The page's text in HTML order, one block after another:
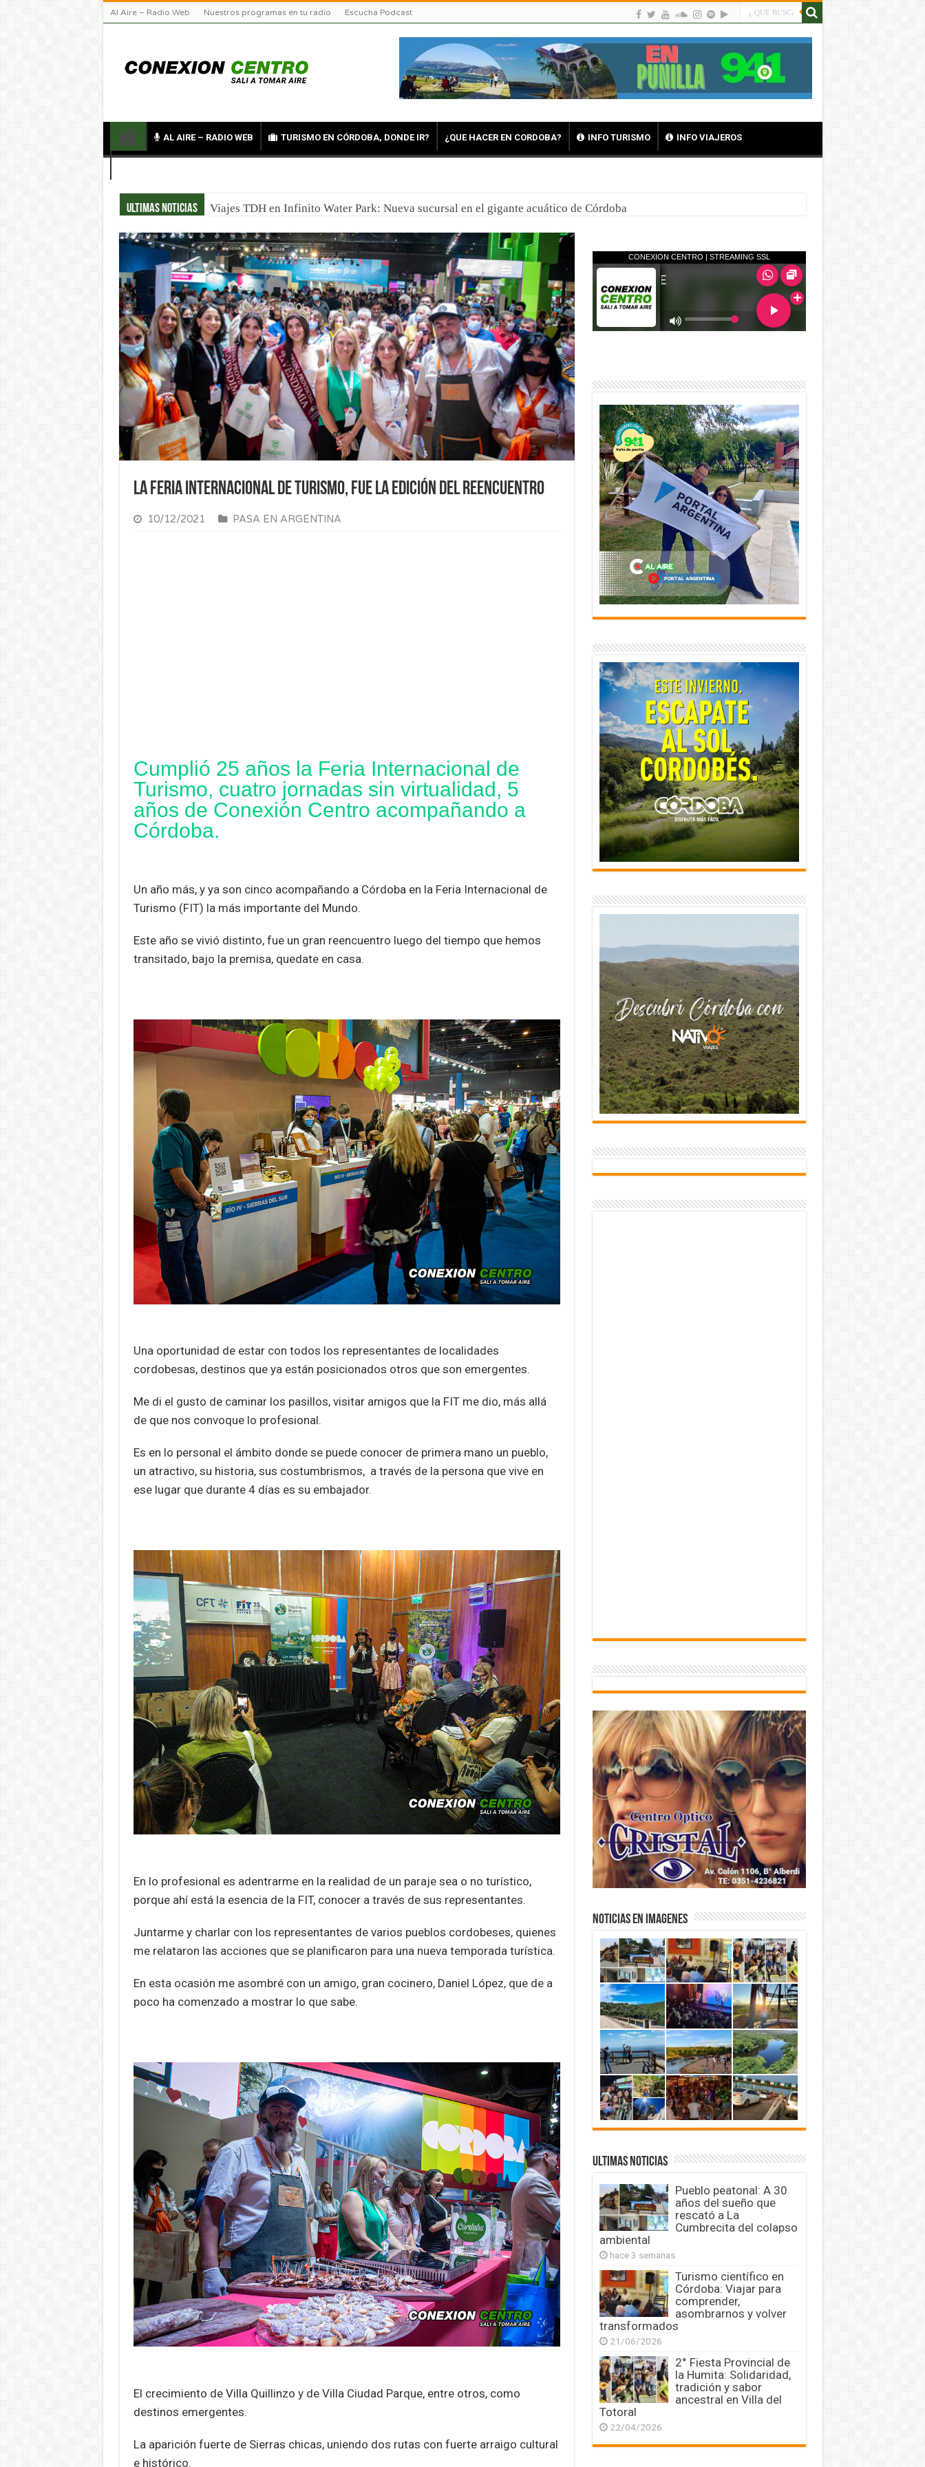
Al Aire – Radio Web Nuestros programas en tu radio Escucha Podcast
AL AIRE – RADIO WEB TURISMO EN CÓRDOBA, DONDE IR? ¿QUE HACER EN CORDOBA? INFO TURISMO INFO VIAJEROS
Ultimas noticias Turismo científico en Córdoba: Viajar para comprender, asombrarnos y volver transformados
La Feria Internacional de Turismo, fue la edición del reencuentro
10/12/2021 PASA EN ARGENTINA
Cumplió 25 años la Feria Internacional de
Turismo, cuatro jornadas sin virtualidad, 5
años de Conexión Centro acompañando a
Córdoba.
Un año más, y ya son cinco acompañando a Córdoba en la Feria Internacional de
Turismo (FIT) la más importante del Mundo.
Este año se vivió distinto, fue un gran reencuentro luego del tiempo que hemos
transitado, bajo la premisa, quedate en casa.
Una oportunidad de estar con todos los representantes de localidades
cordobesas, destinos que ya están posicionados otros que son emergentes.
Me di el gusto de caminar los pasillos, visitar amigos que la FIT me dio, más allá
de que nos convoque lo profesional.
Es en lo personal el ámbito donde se puede conocer de primera mano un pueblo,
un atractivo, su historia, sus costumbrismos, a través de la persona que vive en
ese lugar que durante 4 días es su embajador.
En lo profesional es adentrarme en la realidad de un paraje sea o no turístico,
porque ahí está la esencia de la FIT, conocer a través de sus representantes.
Juntarme y charlar con los representantes de varios pueblos cordobeses, quienes
me relataron las acciones que se planificaron para una nueva temporada turística.
En esta ocasión me asombré con un amigo, gran cocinero, Daniel López, que de a
poco ha comenzado a mostrar lo que sabe.
El crecimiento de Villa Quillinzo y de Villa Ciudad Parque, entre otros, como
destinos emergentes.
La aparición fuerte de Sierras chicas, uniendo dos rutas con fuerte arraigo cultural
e histórico.
NOTICIAS EN IMAGENES
ULTIMAS NOTICIAS
Pueblo peatonal: A 30
años del sueño que
rescató a La
Cumbrecita del colapso
ambiental
hace 3 semanas
Turismo científico en
Córdoba: Viajar para
comprender,
asombrarnos y volver
transformados
21/06/2026
2° Fiesta Provincial de
la Humita: Solidaridad,
tradición y sabor
ancestral en Villa del
Totoral
22/04/2026